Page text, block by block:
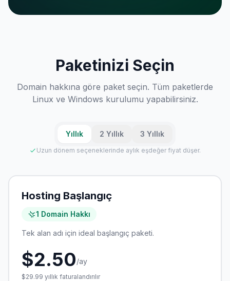
Paketinizi Seçin
Domain hakkına göre paket seçin. Tüm paketlerde
Linux ve Windows kurulumu yapabilirsiniz.
Yıllık 2 Yıllık 3 Yıllık
Uzun dönem seçeneklerinde aylık eşdeğer fiyat düşer.
Hosting Başlangıç
1 Domain Hakkı
Tek alan adı için ideal başlangıç paketi.
$2.50/ay
$29.99 yıllık faturalandırılır